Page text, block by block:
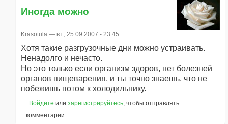
Иногда можно
Krasotula — вт., 25.09.2007 - 23:45
Хотя такие разгрузочные дни можно устраивать.
Ненадолго и нечасто.
Но это только если организм здоров, нет болезней
органов пищеварения, и ты точно знаешь, что не
побежишь потом к холодильнику.
Войдите или зарегистрируйтесь, чтобы отправлять
комментарии